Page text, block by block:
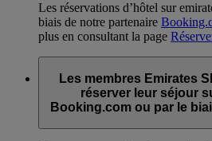
Les réservations d’hôtel sur
biais de notre partenaire
plus en consultant la page
Les membres Emirates
réserver leur séjour
Booking.com ou par le